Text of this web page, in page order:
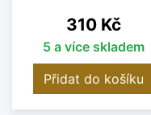
Cena
310 Kč
5 a více skladem
Přidat do košíku